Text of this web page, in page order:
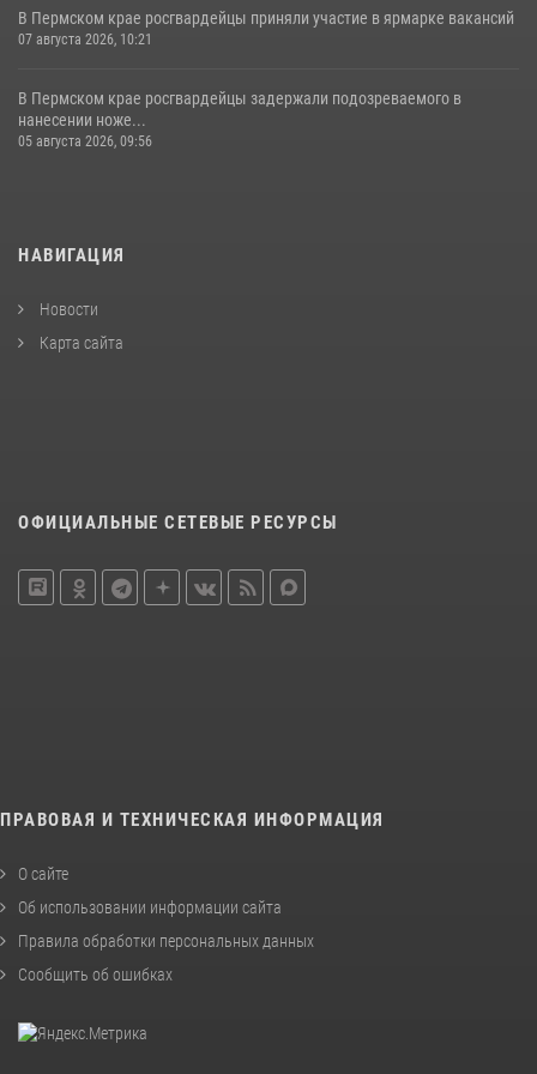
В Пермском крае росгвардейцы приняли участие в ярмарке вакансий
07 августа 2026, 10:21
В Пермском крае росгвардейцы задержали подозреваемого в
нанесении ноже...
05 августа 2026, 09:56
НАВИГАЦИЯ
Новости
Карта сайта
ОФИЦИАЛЬНЫЕ СЕТЕВЫЕ РЕСУРСЫ
ПРАВОВАЯ И ТЕХНИЧЕСКАЯ ИНФОРМАЦИЯ
О сайте
Об использовании информации сайта
Правила обработки персональных данных
Сообщить об ошибках